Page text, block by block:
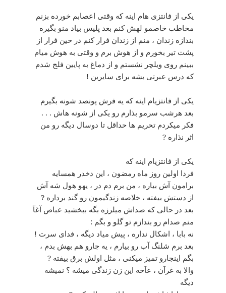
یکی از فانتزی هام اینه که وقتی اعصابم خورده بزنم
مخاطب خاصمو لهش کنم بعد پلیس بیاد منو بگیره
بندازه زندان ، منم از زندان فرار کنم در حین فرار از
پشت تیر بخورم و از هوش برم و وقتی به هوش میام
ببینم روی ویلچر نشستم و از دماغ به پایین فلج شدم
که درس عبرتی بشه برای سایرین !
یکی از فانتزیام اینه که یه فرش پونصد شونه بگیرم
بعد هرشب سرمو بذارم رو یکی از شونه هاش . . .
فکر میکردم تحریم ها حداقل تا دوسال دیگه رو من
اثر نذاره ?
یکی از فانتزیام اینه که
فردا اولین روز ماه رمضون ، این دخدر همسایه
برامون آش بیاره ، من برم دم در ، یهو هول شه آش
از دستش بیفته ، خلاصه زندگیمون رو گند برداره ?
بعد در حالی که صداش میلرزه بگه ببخشید عباص آغآ
منم صدام رو بندازم تو گلو و بگم :
نه بابا ، اشکال نداره ، پیش میاد دیگه ، فدای سرت !
بعد برم شلنگ آب رو بیارم ، یه جارو هم بهش بدم ،
بگم اینجارو تمیز میکنی ، مثل اولش برق بیفته ?
والا به غرآن ، عآخه این زن زندگی میشه ؟ نمیشه
دیگه